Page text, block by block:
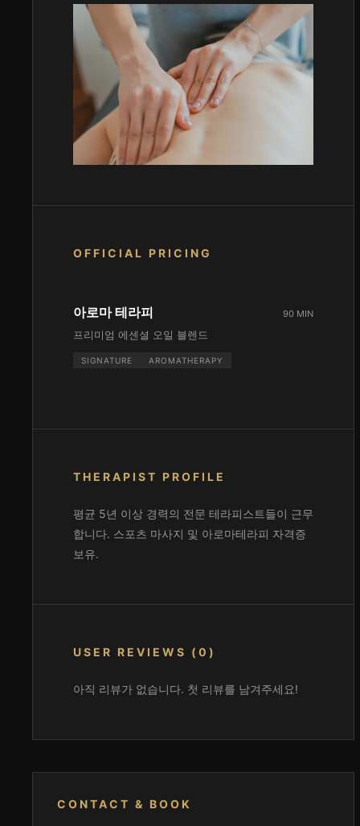
OFFICIAL PRICING
아로마 테라피
프리미엄 에센셜 오일 블렌드
SIGNATURE AROMATHERAPY
90 MIN
THERAPIST PROFILE
평균 5년 이상 경력의 전문 테라피스트들이 근무
합니다. 스포츠 마사지 및 아로마테라피 자격증
보유.
USER REVIEWS (0)
아직 리뷰가 없습니다. 첫 리뷰를 남겨주세요!
CONTACT & BOOK